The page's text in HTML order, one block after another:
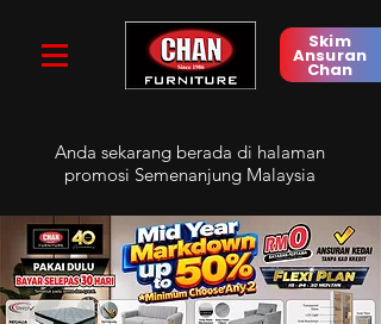
Skim
Ansuran
Chan
Anda sekarang berada di halaman
promosi Semenanjung Malaysia